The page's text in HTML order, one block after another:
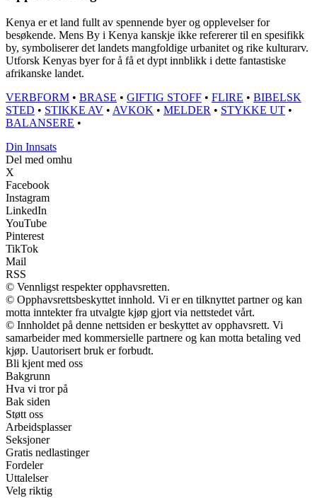
Kenya er et land fullt av spennende byer og opplevelser for
besøkende. Mens By i Kenya kanskje ikke refererer til en spesifikk
by, symboliserer det landets mangfoldige urbanitet og rike kulturarv.
Utforsk Kenyas byer for å få et dypt innblikk i dette fantastiske
afrikanske landet.
VERBFORM • BRASE • GIFTIG STOFF • FLIRE • BIBELSK
STED • STIKKE AV • AVKOK • MELDER • STYKKE UT •
BALANSERE •
Din Innsats
Del med omhu
X
Facebook
Instagram
LinkedIn
YouTube
Pinterest
TikTok
Mail
RSS
© Vennligst respekter opphavsretten.
© Opphavsrettsbeskyttet innhold. Vi er en tilknyttet partner og kan
motta inntekter fra utvalgte kjøp gjort via nettstedet vårt.
© Innholdet på denne nettsiden er beskyttet av opphavsrett. Vi
samarbeider med kommersielle partnere og kan motta betaling ved
kjøp. Uautorisert bruk er forbudt.
Bli kjent med oss
Bakgrunn
Hva vi tror på
Bak siden
Støtt oss
Arbeidsplasser
Seksjoner
Gratis nedlastinger
Fordeler
Uttalelser
Velg riktig